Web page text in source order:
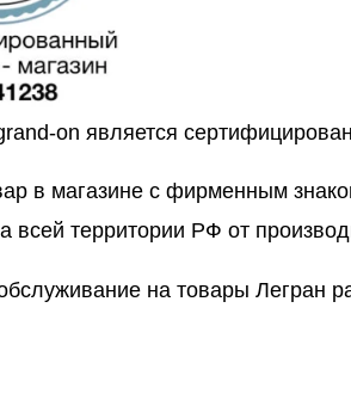
on является
в магазине с фирменным
всей территории РФ от
на товары Легран